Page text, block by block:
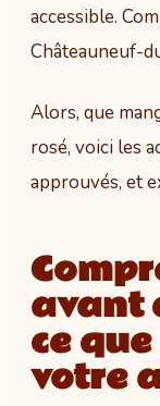
accessible.
Châteauneuf-
Alors, que
rosé, voici les
approuvés, et
avant
ce
votre